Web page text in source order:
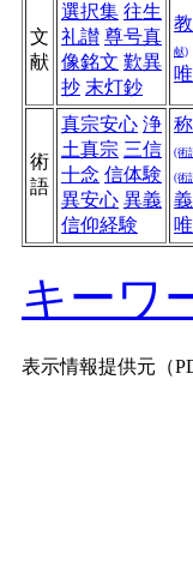
文
献
選択集 往生
礼讃 尊号真
像銘文 歎異
抄 末灯鈔
献)
術
語
真宗安心 浄
土真宗 三信
十念 信体験
異安心 異義
信仰経験
(術
(術
義
キーワ
表示情報提供元（